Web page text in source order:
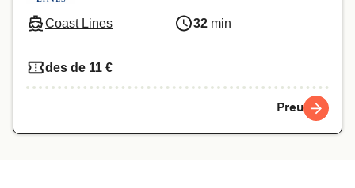
Coast Lines 32 min
des de 11 €
Preu